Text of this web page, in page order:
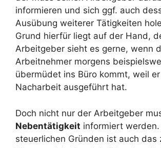
informieren und sich ggf. auch
Ausübung weiterer Tätigkeiten
Grund hierfür liegt auf der Hand,
Arbeitgeber sieht es gerne, wenn
Arbeitnehmer morgens
übermüdet ins Büro kommt, weil
Nacharbeit ausgeführt hat.
Doch nicht nur der Arbeitgeber
Nebentätigkeit informiert werden.
steuerlichen Gründen ist auch das